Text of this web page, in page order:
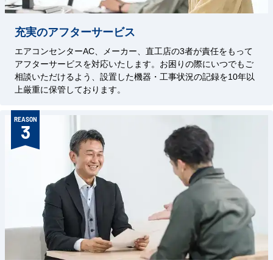
充実のアフターサービス
エアコンセンターAC、メーカー、直工店の3者が責任をもって
アフターサービスを対応いたします。お困りの際にいつでもご
相談いただけるよう、設置した機器・工事状況の記録を10年以
上厳重に保管しております。
REASON
3